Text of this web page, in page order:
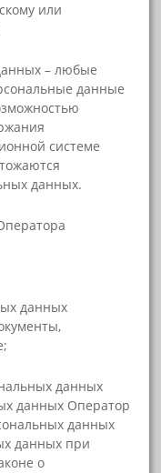
или
– любые
данные
системе
данных.
данных
данных
данных Оператор
данных
данных при
о